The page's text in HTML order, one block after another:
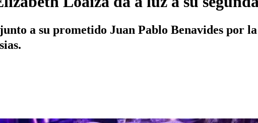
a su prometido Juan Pablo Benavides por